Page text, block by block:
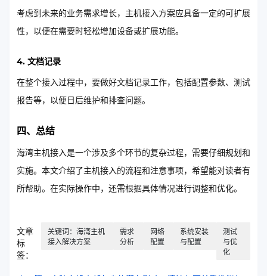
考虑到未来的业务需求增长，主机接入方案应具备一定的可扩展
性，以便在需要时轻松增加设备或扩展功能。
4. 文档记录
在整个接入过程中，要做好文档记录工作，包括配置参数、测试
报告等，以便日后维护和排查问题。
四、总结
海湾主机接入是一个涉及多个环节的复杂过程，需要仔细规划和
实施。本文介绍了主机接入的流程和注意事项，希望能对读者有
所帮助。在实际操作中，还需根据具体情况进行调整和优化。
文章
标
签：
关键词：海湾主机
接入解决方案
需求
分析
网络
配置
系统安装
与配置
测试
与优
化